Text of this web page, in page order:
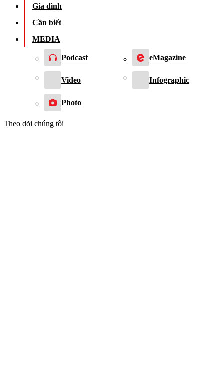
Gia đình
Cần biết
MEDIA
Podcast eMagazine
Video Infographic
Photo
Theo dõi chúng tôi